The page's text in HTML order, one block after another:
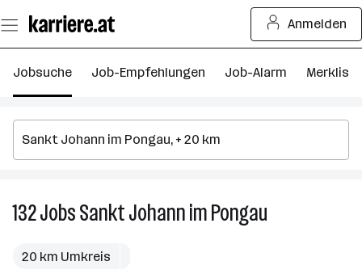
Seiteninhalt
springen
Anmelden
Jobsuche Job-Empfehlungen Job-Alarm Merkliste
132JobsSankt Johann im Pongau
20 km Umkreis